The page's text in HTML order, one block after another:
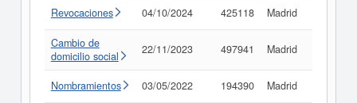
Revocaciones 04/10/2024 425118 Madrid
Cambio de
domicilio social
22/11/2023 497941 Madrid
Nombramientos 03/05/2022 194390 Madrid